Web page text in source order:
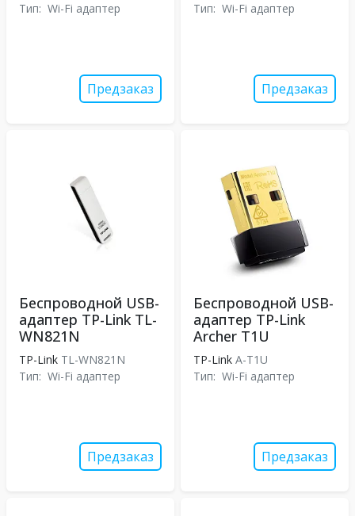
Тип: Wi-Fi адаптер
Предзаказ
Тип: Wi-Fi адаптер
Предзаказ
Беспроводной USB-
адаптер TP-Link TL-
WN821N
TP-Link TL-WN821N
Тип: Wi-Fi адаптер
Предзаказ
Беспроводной USB-
адаптер TP-Link
Archer T1U
TP-Link A-T1U
Тип: Wi-Fi адаптер
Предзаказ